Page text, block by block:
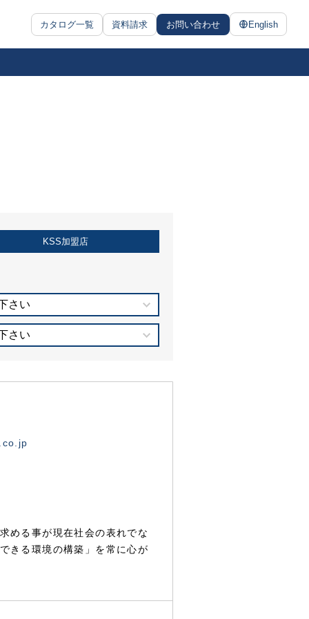
カタログ一覧 資料請求 お問い合わせ English
KSS加盟店
さい
さい
める事が現在社会の表れでな
きる環境の構築」を常に心が